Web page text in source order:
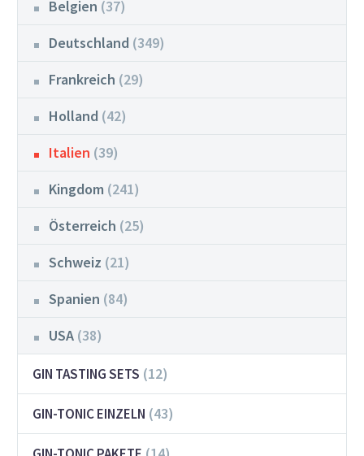
Belgien (37)
Deutschland (349)
Frankreich (29)
Holland (42)
Italien (39)
Kingdom (241)
Österreich (25)
Schweiz (21)
Spanien (84)
USA (38)
GIN TASTING SETS (12)
GIN-TONIC EINZELN (43)